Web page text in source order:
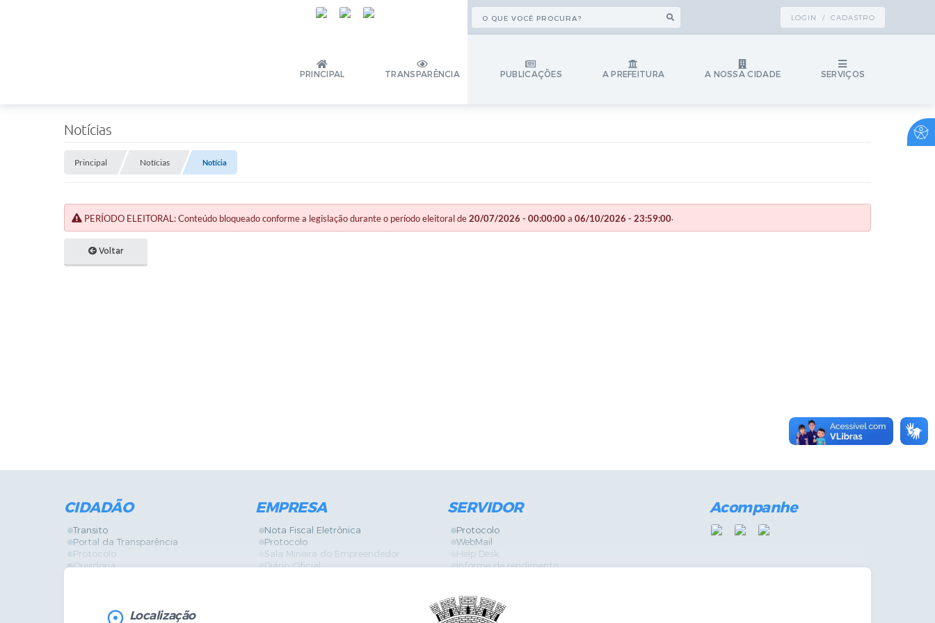
LOGIN / CADASTRO
PRINCIPAL TRANSPARÊNCIA PUBLICAÇÕES A PREFEITURA A NOSSA CIDADE SERVIÇOS
Notícias
Principal Notícias Notícia
PERÍODO ELEITORAL: Conteúdo bloqueado conforme a legislação durante o período eleitoral de20/07/2026 - 00:00:00a 06/10/2026 - 23:59:00.
Voltar
CIDADÃO
Transito
Portal da Transparência
Protocolo
Ouvidoria
Legislação
EMPRESA
Nota Fiscal Eletrônica
Protocolo
Sala Mineira do Empreendedor
Diário Oficial
SERVIDOR
Protocolo
WebMail
Help Desk
Informe de rendimento
GPI
Diário Oficial
Acompanhe
Localização